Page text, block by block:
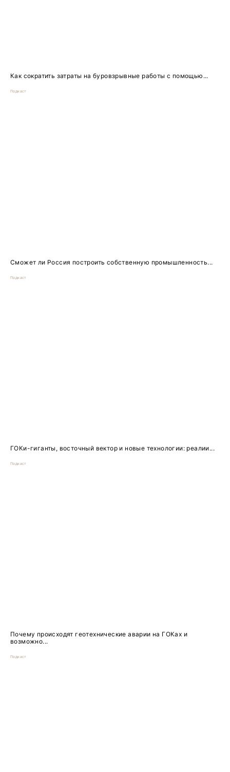
Как сократить затраты на буровзрывные работы с помощью...
Подкаст
Сможет ли Россия построить собственную промышленность...
Подкаст
ГОКи-гиганты, восточный вектор и новые технологии: реалии...
Подкаст
Почему происходят геотехнические аварии на ГОКах и
возможно...
Подкаст